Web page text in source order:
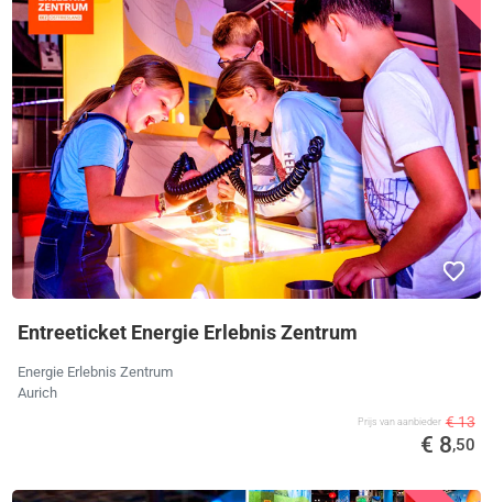
Entreeticket Energie Erlebnis Zentrum
Energie Erlebnis Zentrum
Aurich
Prijs van aanbieder € 13
€ 8,50